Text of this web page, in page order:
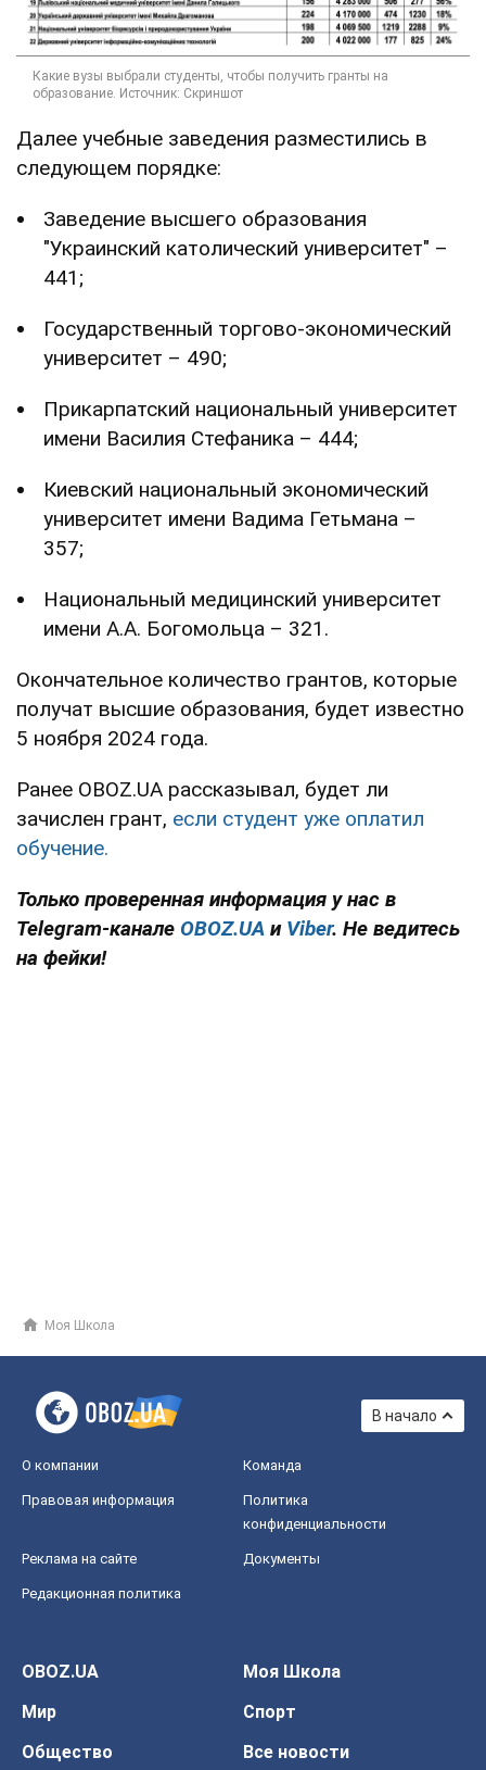
Далее учебные заведения разместились в
следующем порядке:
Заведение высшего образования
"Украинский католический университет" –
441;
Государственный торгово-экономический
университет – 490;
Прикарпатский национальный университет
имени Василия Стефаника – 444;
Киевский национальный экономический
университет имени Вадима Гетьмана –
357;
Национальный медицинский университет
имени А.А. Богомольца – 321.
Окончательное количество грантов, которые
получат высшие образования, будет известно
5 ноября 2024 года.
Ранее OBOZ.UA рассказывал, будет ли
зачислен грант, если студент уже оплатил
обучение.
Только проверенная информация у нас в
Telegram-канале OBOZ.UA и Viber. Не ведитесь
на фейки!
Моя Школа
В начало
О компании Команда
Правовая информация
Политика
конфиденциальности
Реклама на сайте Документы
Редакционная политика
OBOZ.UA
Моя Школа
Мир
Спорт
Общество
Все новости